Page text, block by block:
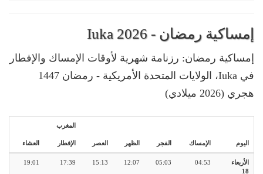
إمساكية رمضان - Iuka 2026
إمساكية رمضان: رزنامة شهرية لأوقات الإمساك والإفطار
في Iuka، الولايات المتحدة الأمريكية - رمضان 1447
هجري (2026 ميلادي)
اليوم الإمساك الفجر الظهر العصر
المغرب
الإفطار العشاء
الأربعاء
18
04:53
05:03
12:07
15:13
17:39
19:01